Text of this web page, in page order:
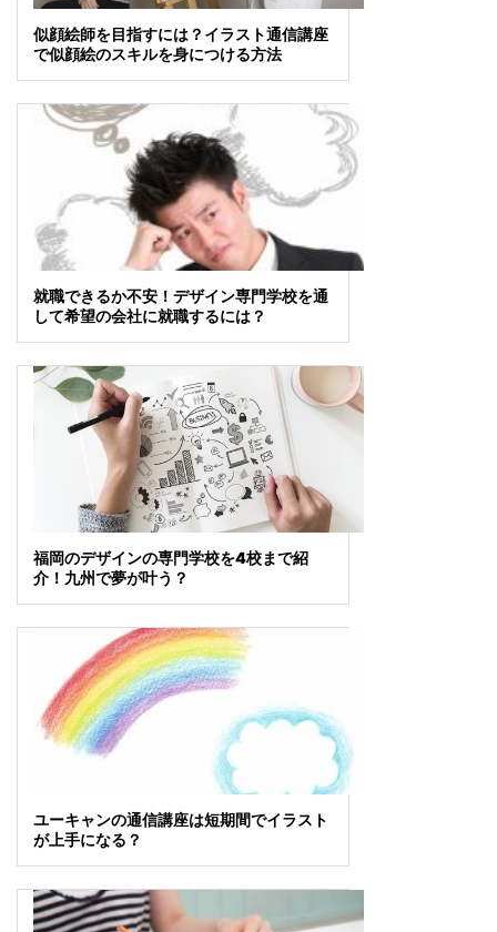
似顔絵師を目指すには？イラスト通信講座
で似顔絵のスキルを身につける方法
就職できるか不安！デザイン専門学校を通
して希望の会社に就職するには？
福岡のデザインの専門学校を4校まで紹
介！九州で夢が叶う？
ユーキャンの通信講座は短期間でイラスト
が上手になる？